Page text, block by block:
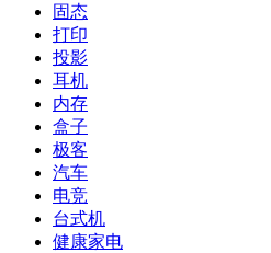
固态
打印
投影
耳机
内存
盒子
极客
汽车
电竞
台式机
健康家电